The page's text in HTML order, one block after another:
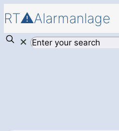
RT⚠️Alarmanlage
✕